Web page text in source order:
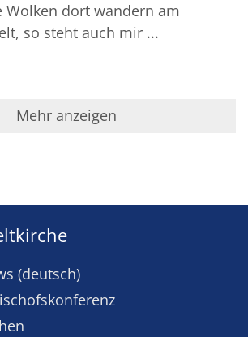
Wolken dort wandern am
so steht auch mir ...
Mehr anzeigen
(deutsch)